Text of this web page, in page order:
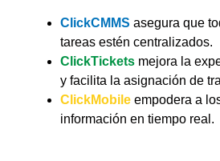
ClickCMMS asegura que
tareas estén centralizados.
ClickTickets mejora la
y facilita la asignación de
ClickMobile empodera a
información en tiempo real.